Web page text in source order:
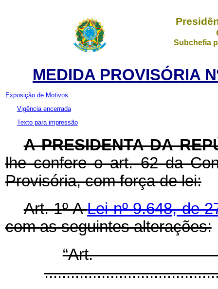
Subchefia
MEDIDA PROVISÓRIA
Exposição de Motivos
Vigência encerrada
Texto para impressão
A PRESIDENTA DA
lhe confere o art. 62 da
Provisória, com força de lei:
Art. 1º ALei nº 9.648, de
com as seguintes alterações: